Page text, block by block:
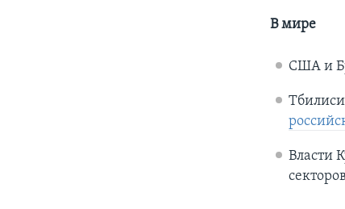
В мире
США и
Власти